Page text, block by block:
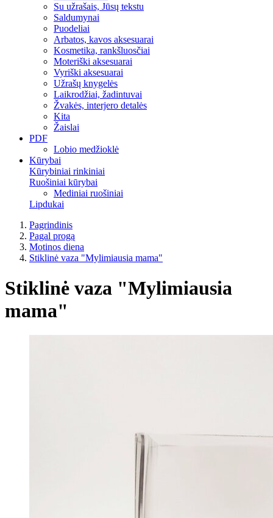
Su užrašais, Jūsų tekstu
Saldumynai
Puodeliai
Arbatos, kavos aksesuarai
Kosmetika, rankšluosčiai
Moteriški aksesuarai
Vyriški aksesuarai
Užrašų knygelės
Laikrodžiai, žadintuvai
Žvakės, interjero detalės
Kita
Žaislai
PDF
Lobio medžioklė
Kūrybai
Kūrybiniai rinkiniai
Ruošiniai kūrybai
Mediniai ruošiniai
Lipdukai
Pagrindinis
Pagal progą
Motinos diena
Stiklinė vaza "Mylimiausia mama"
Stiklinė vaza "Mylimiausia
mama"